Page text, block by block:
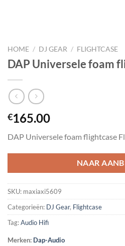
HOME / DJ GEAR / FLIGHTCASE
DAP Universele foam
€165.00
DAP Universele foam flightcase
NAAR
SKU: maxiaxi5609
Categorieën: DJ Gear, Flightcase
Tag:Audio Hifi
Merken: Dap-Audio